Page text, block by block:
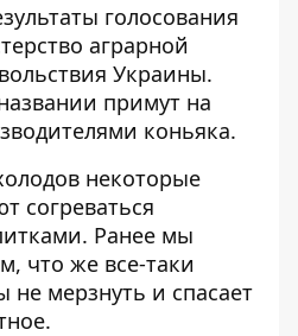
голосования
аграрной
Украины.
примут на
коньяка.
некоторые
согреваться
Ранее мы
что же все-таки
не мерзнуть и спасает
.